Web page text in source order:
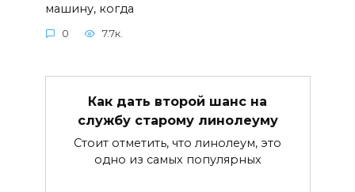
машину, когда
0 7.7к.
Как дать второй шанс на
службу старому линолеуму
Стоит отметить, что линолеум, это
одно из самых популярных